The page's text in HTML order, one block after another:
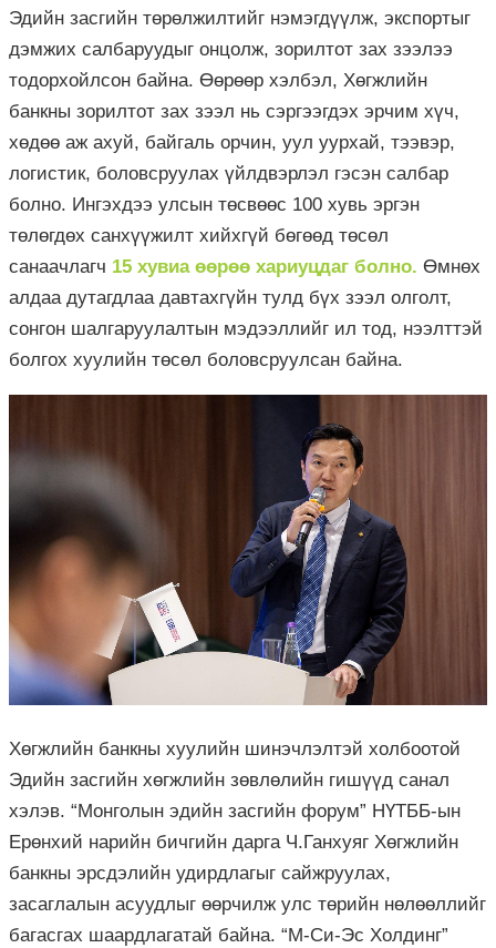
Эдийн засгийн төрөлжилтийг нэмэгдүүлж, экспортыг
дэмжих салбаруудыг онцолж, зорилтот зах зээлээ
тодорхойлсон байна. Өөрөөр хэлбэл, Хөгжлийн
банкны зорилтот зах зээл нь сэргээгдэх эрчим хүч,
хөдөө аж ахуй, байгаль орчин, уул уурхай, тээвэр,
логистик, боловсруулах үйлдвэрлэл гэсэн салбар
болно. Ингэхдээ улсын төсвөөс 100 хувь эргэн
төлөгдөх санхүүжилт хийхгүй бөгөөд төсөл
санаачлагч 15 хувиа өөрөө хариуцдаг болно. Өмнөх
алдаа дутагдлаа давтахгүйн тулд бүх зээл олголт,
сонгон шалгаруулалтын мэдээллийг ил тод, нээлттэй
болгох хуулийн төсөл боловсруулсан байна.
Хөгжлийн банкны хуулийн шинэчлэлтэй холбоотой
Эдийн засгийн хөгжлийн зөвлөлийн гишүүд санал
хэлэв. “Монголын эдийн засгийн форум” НҮТББ-ын
Ерөнхий нарийн бичгийн дарга Ч.Ганхуяг Хөгжлийн
банкны эрсдэлийн удирдлагыг сайжруулах,
засаглалын асуудлыг өөрчилж улс төрийн нөлөөллийг
багасгах шаардлагатай байна. “M-Си-Эс Холдинг”